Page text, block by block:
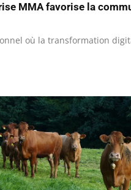
MMA favorise la
où la transformation